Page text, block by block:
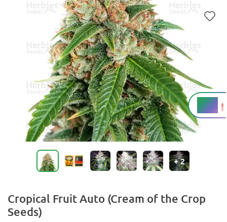
18 %
THC
+2
Cropical Fruit Auto (Cream of the Crop
Seeds)